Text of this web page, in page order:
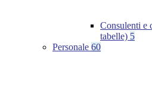
Consulenti e
tabelle) 5
Personale 60